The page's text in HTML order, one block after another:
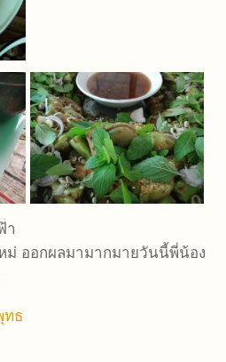
า
ม่ ออกผลมามากมายวันนี้พี่น้อง
ทธ